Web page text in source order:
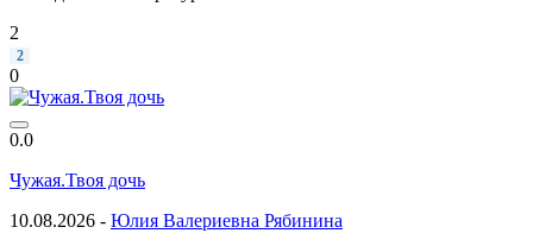
2
2
0
0.0
Чужая.Твоя дочь
10.08.2026 - Юлия Валериевна Рябинина